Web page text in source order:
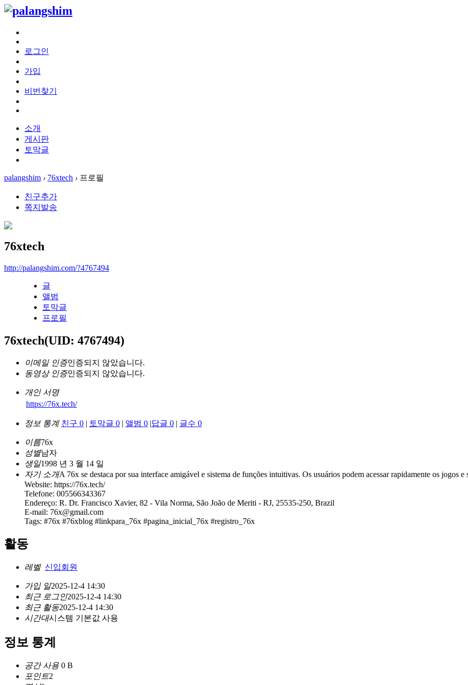
로그인
가입
비번찾기
소개
게시판
토막글
palangshim › 76xtech › 프로필
친구추가
쪽지발송
76xtech
http://palangshim.com/?4767494
글
앨범
토막글
프로필
76xtech(UID: 4767494)
이메일 인증인증되지 않았습니다.
동영상 인증인증되지 않았습니다.
개인 서명
https://76x.tech/
정보 통계 친구 0 | 토막글 0 | 앨범 0 |답글 0 | 글수 0
이름76x
성별남자
생일1998 년 3 월 14 일
자기 소개A 76x se destaca por sua interface amigável e sistema de funções intuitivas. Os usuários podem acessar rapidamente os jogos
Website: https://76x.tech/
Telefone: 005566343367
Endereço: R. Dr. Francisco Xavier, 82 - Vila Norma, São João de Meriti - RJ, 25535-250, Brazil
E-mail: 76x@gmail.com
Tags: #76x #76xblog #linkpara_76x #pagina_inicial_76x #registro_76x
활동
레벨 신입회원
가입 일2025-12-4 14:30
최근 로그인2025-12-4 14:30
최근 활동2025-12-4 14:30
시간대시스템 기본값 사용
정보 통계
공간 사용 0 B
포인트2